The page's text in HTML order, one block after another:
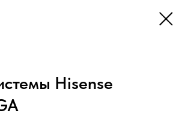
Hisense